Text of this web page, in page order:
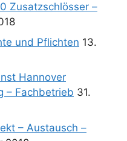
Zusatzschlösser –
und Pflichten 13.
Hannover
– Fachbetrieb 31.
– Austausch –